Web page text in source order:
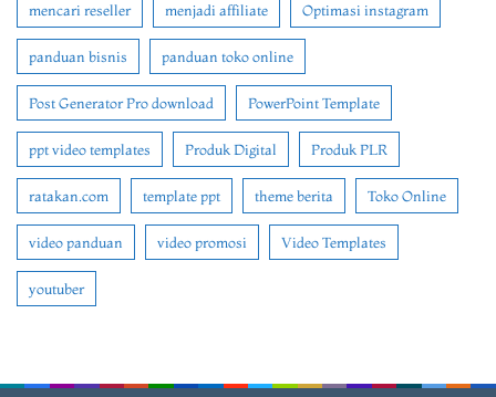
mencari reseller menjadi affiliate Optimasi instagram
panduan bisnis panduan toko online
Post Generator Pro download PowerPoint Template
ppt video templates Produk Digital Produk PLR
ratakan.com template ppt theme berita Toko Online
video panduan video promosi Video Templates
youtuber